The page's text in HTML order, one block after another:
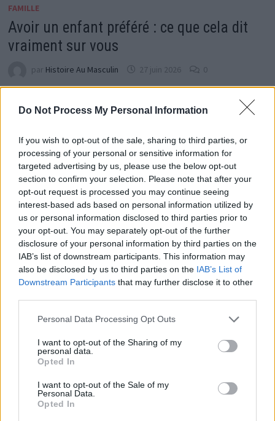
Do Not Process My Personal Information
If you wish to opt-out of the sale, sharing to third parties, or
processing of your personal or sensitive information for
targeted advertising by us, please use the below opt-out
section to confirm your selection. Please note that after your
opt-out request is processed you may continue seeing
interest-based ads based on personal information utilized by
us or personal information disclosed to third parties prior to
your opt-out. You may separately opt-out of the further
disclosure of your personal information by third parties on the
IAB’s list of downstream participants. This information may
also be disclosed by us to third parties on the IAB’s List of
Downstream Participants that may further disclose it to other
Personal Data Processing Opt Outs
I want to opt-out of the Sharing of my
personal data.
Opted In
I want to opt-out of the Sale of my
Personal Data.
Opted In
FAMILLE
Avoir un enfant préféré : ce que cela dit
vraiment sur vous
par Histoire Au Masculin 27 juin 2026 0
Avoir un enfant préféré : ce que cela révèle selon un
pédopsychiatre Beaucoup de parents hésitent à
Grand-parents : Comment faire respecter
votre droit de visite en cas de conflit